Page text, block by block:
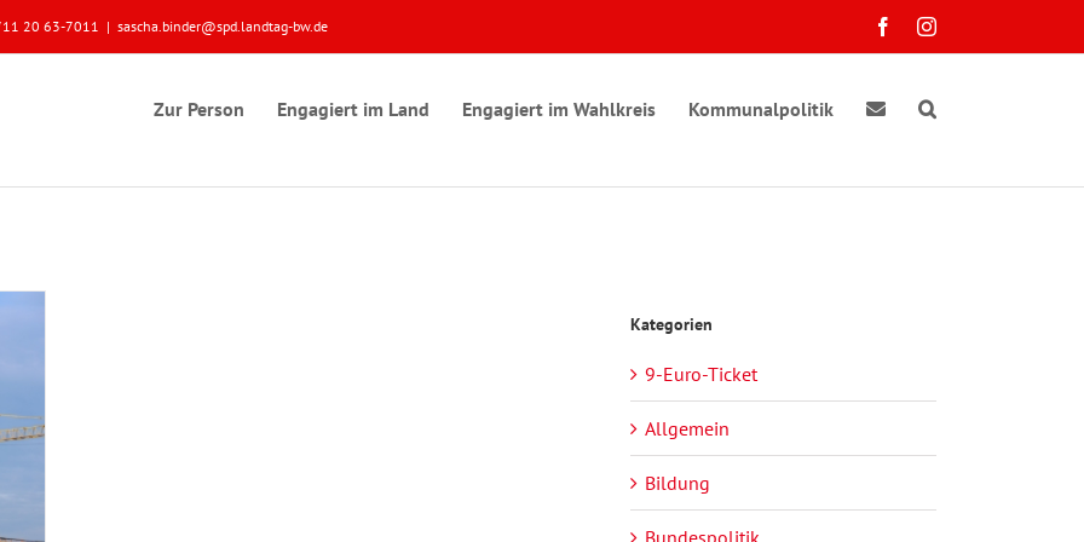
20 63-7011 | sascha.binder@spd.landtag-bw.de FacebookInstagram
Zur Person Engagiert im Land Engagiert im Wahlkreis Kommunalpolitik
Kategorien
9-Euro-Ticket
Allgemein
Bildung